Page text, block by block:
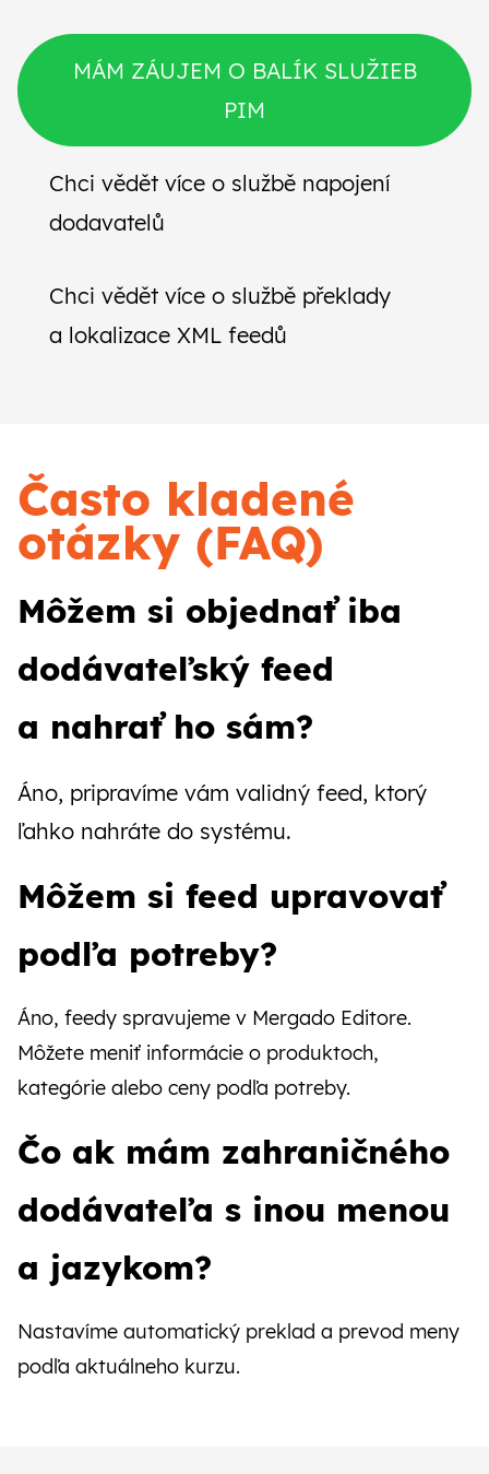
MÁM ZÁUJEM O BALÍK SLUŽIEB
PIM
Chci vědět více o službě napojení
dodavatelů
Chci vědět více o službě překlady
a lokalizace XML feedů
Často kladené
otázky (FAQ)
Môžem si objednať iba
dodávateľský feed
a nahrať ho sám?
Áno, pripravíme vám validný feed, ktorý
ľahko nahráte do systému.
Môžem si feed upravovať
podľa potreby?
Áno, feedy spravujeme v Mergado Editore.
Môžete meniť informácie o produktoch,
kategórie alebo ceny podľa potreby.
Čo ak mám zahraničného
dodávateľa s inou menou
a jazykom?
Nastavíme automatický preklad a prevod meny
podľa aktuálneho kurzu.